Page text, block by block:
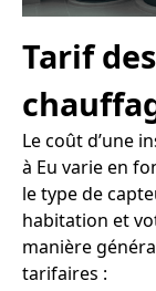
Tarif
Le coût d’une
à Eu varie en
le type de
habitation et
manière
tarifaires :